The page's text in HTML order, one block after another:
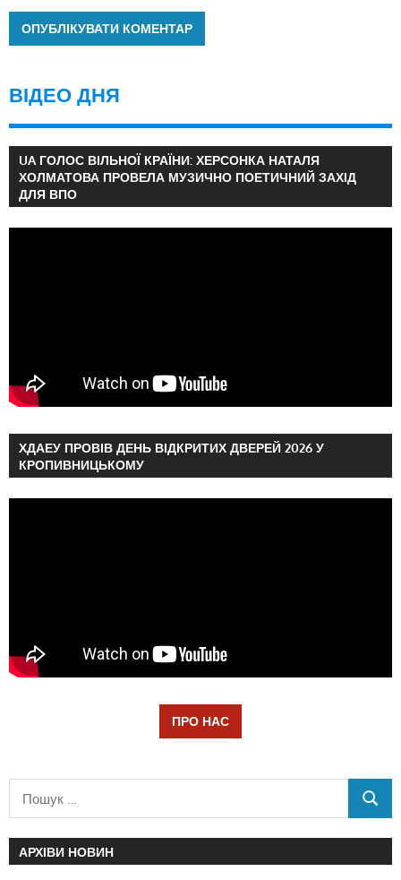
ВІДЕО ДНЯ
UA ГОЛОС ВІЛЬНОЇ КРАЇНИ: ХЕРСОНКА НАТАЛЯ
ХОЛМАТОВА ПРОВЕЛА МУЗИЧНО ПОЕТИЧНИЙ ЗАХІД
ДЛЯ ВПО
ХДАЕУ ПРОВІВ ДЕНЬ ВІДКРИТИХ ДВЕРЕЙ 2026 У
КРОПИВНИЦЬКОМУ
ПРО НАС
АРХІВИ НОВИН